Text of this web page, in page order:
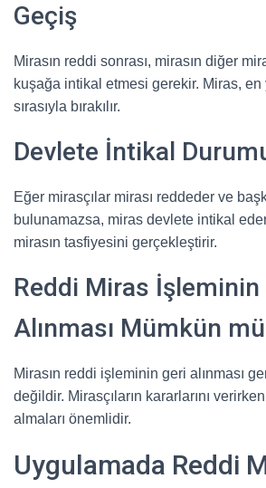
Geçiş
Mirasın reddi sonrası, mirasın diğer
kuşağa intikal etmesi gerekir. Miras, en
sırasıyla bırakılır.
Devlete İntikal
Eğer mirasçılar mirası reddeder ve
bulunamazsa, miras devlete intikal
mirasın tasfiyesini gerçekleştirir.
Reddi Miras İşleminin
Alınması Mümkün
Mirasın reddi işleminin geri alınması
değildir. Mirasçıların kararlarını
almaları önemlidir.
Uygulamada Reddi